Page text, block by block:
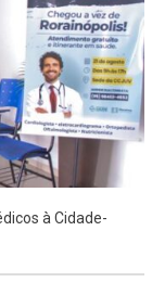
à Cidade-